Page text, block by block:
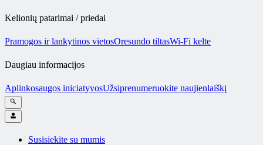
Kelionių patarimai / priedai
Pramogos ir lankytinos vietosOresundo tiltasWi-Fi kelte
Daugiau informacijos
Aplinkosaugos iniciatyvosUžsiprenumeruokite naujienlaiškį
Susisiekite su mumis